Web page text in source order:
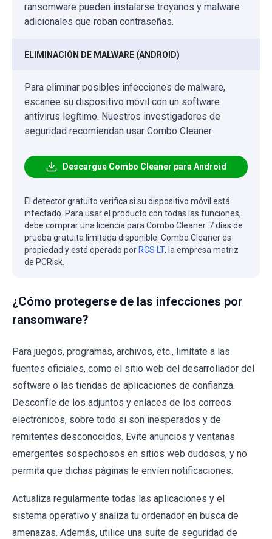
ransomware pueden instalarse troyanos y malware
adicionales que roban contraseñas.
ELIMINACIÓN DE MALWARE (ANDROID)
Para eliminar posibles infecciones de malware,
escanee su dispositivo móvil con un software
antivirus legítimo. Nuestros investigadores de
seguridad recomiendan usar Combo Cleaner.
Descargue Combo Cleaner para Android
El detector gratuito verifica si su dispositivo móvil está
infectado. Para usar el producto con todas las funciones,
debe comprar una licencia para Combo Cleaner. 7 días de
prueba gratuita limitada disponible. Combo Cleaner es
propiedad y está operado por RCS LT, la empresa matriz
de PCRisk.
¿Cómo protegerse de las infecciones por
ransomware?
Para juegos, programas, archivos, etc., limítate a las
fuentes oficiales, como el sitio web del desarrollador del
software o las tiendas de aplicaciones de confianza.
Desconfíe de los adjuntos y enlaces de los correos
electrónicos, sobre todo si son inesperados y de
remitentes desconocidos. Evite anuncios y ventanas
emergentes sospechosos en sitios web dudosos, y no
permita que dichas páginas le envíen notificaciones.
Actualiza regularmente todas las aplicaciones y el
sistema operativo y analiza tu ordenador en busca de
amenazas. Además, utilice una suite de seguridad de